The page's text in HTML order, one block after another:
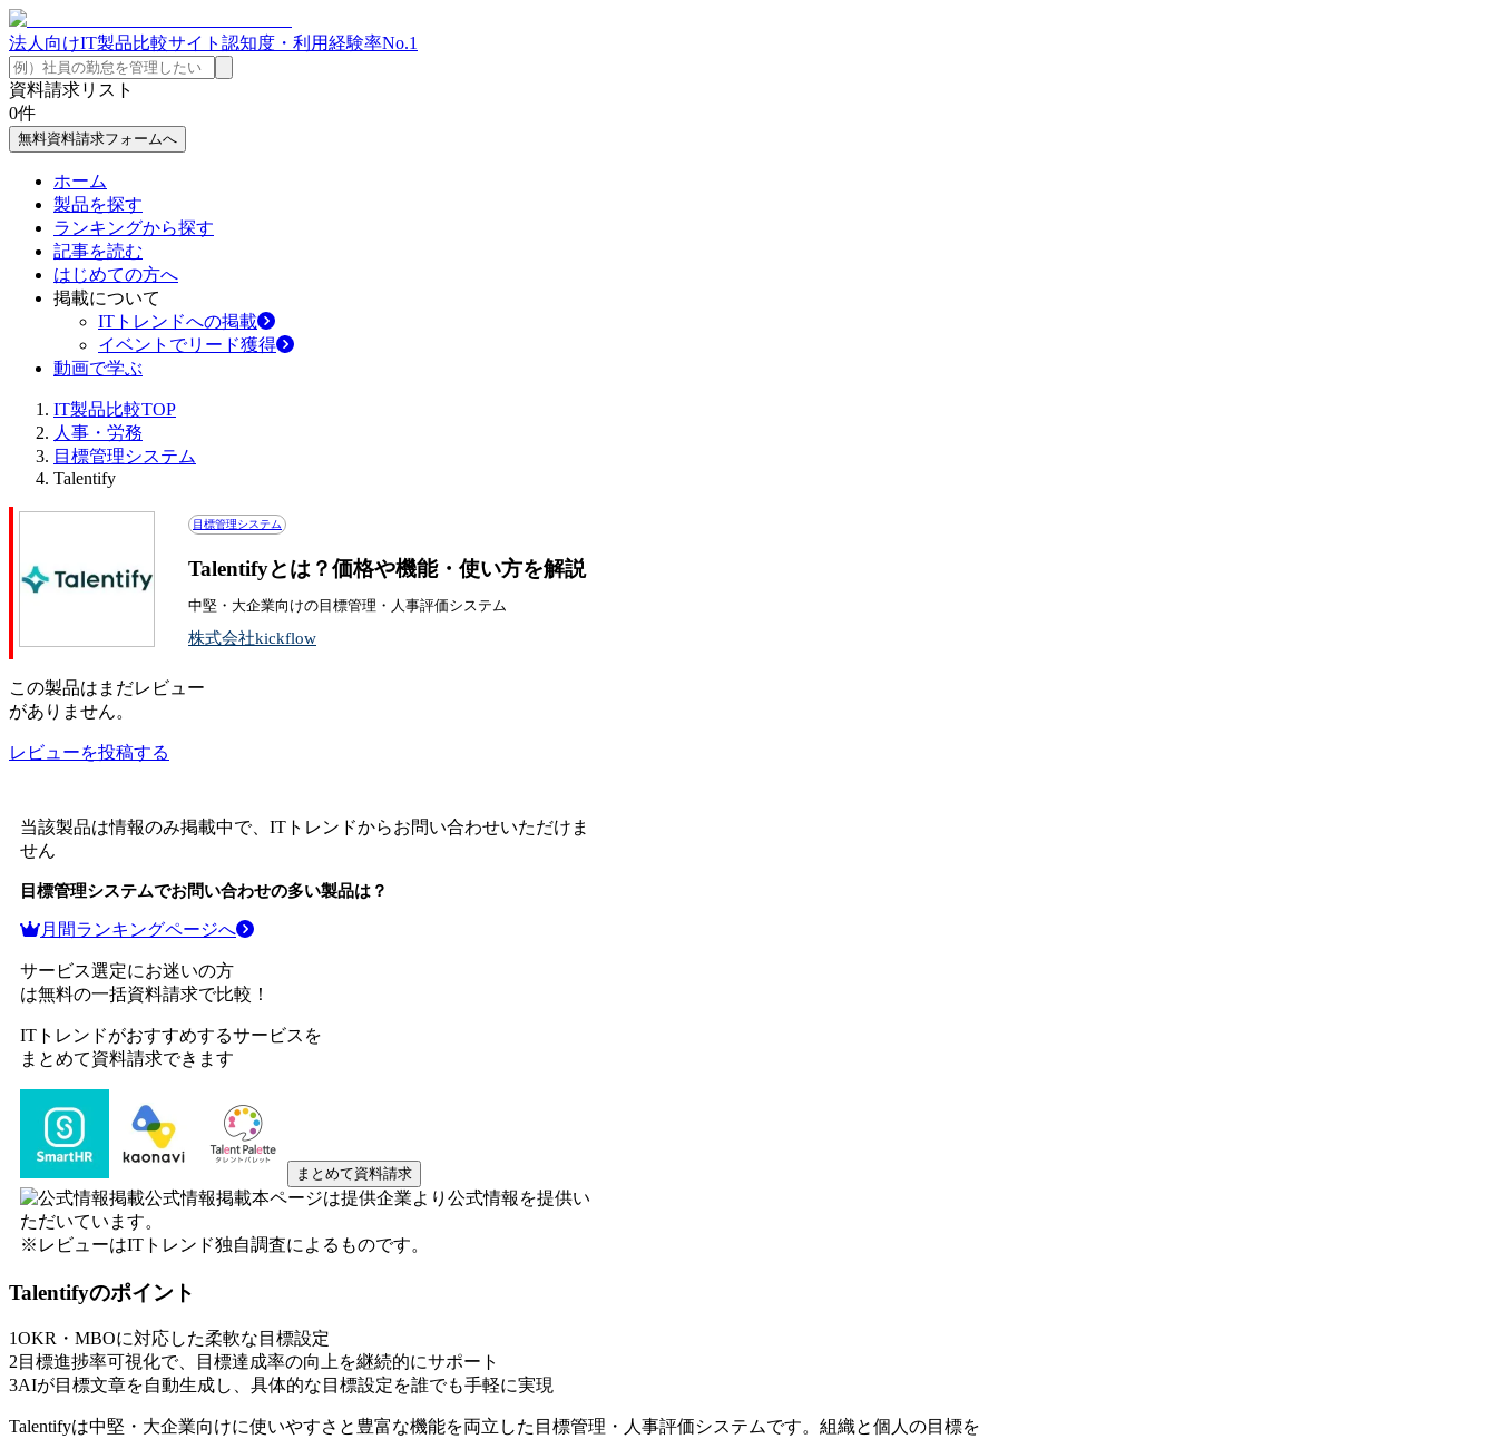
法人向けIT製品比較サイト 認知度・利用経験率No.1
資料請求リスト
0件
無料資料請求フォームへ
ホーム
製品を探す
ランキングから探す
記事を読む
はじめての方へ
掲載について
ITトレンドへの掲載
イベントでリード獲得
動画で学ぶ
IT製品比較TOP
人事・労務
目標管理システム
Talentify
目標管理システム
Talentifyとは？価格や機能・使い方を解説
中堅・大企業向けの目標管理・人事評価システム
株式会社kickflow
この製品はまだレビュー
がありません。
レビューを投稿する
当該製品は情報のみ掲載中で、ITトレンドからお問い合わせいただけま
せん
目標管理システムでお問い合わせの多い製品は？
月間ランキングページへ
サービス選定にお迷いの方
は無料の一括資料請求で比較！
ITトレンドがおすすめするサービスを
まとめて資料請求できます
まとめて資料請求
公式情報掲載本ページは提供企業より公式情報を提供い
ただいています。
※レビューはITトレンド独自調査によるものです。
Talentifyのポイント
1OKR・MBOに対応した柔軟な目標設定
2目標進捗率可視化で、目標達成率の向上を継続的にサポート
3AIが目標文章を自動生成し、具体的な目標設定を誰でも手軽に実現
Talentifyは中堅・大企業向けに使いやすさと豊富な機能を両立した目標管理・人事評価システムです。組織と個人の目標を